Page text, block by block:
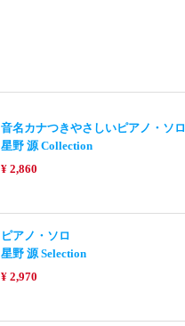
音名カナつきやさしいピアノ・ソロ
星野 源 Collection
¥ 2,860
ピアノ・ソロ
星野 源 Selection
¥ 2,970